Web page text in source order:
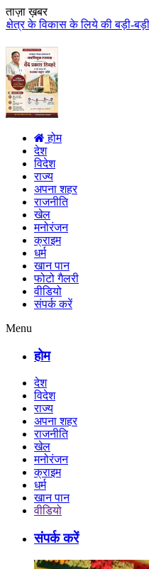
ताज़ा ख़बर
बड़ी सौगातों की घोषणा
होम
देश
विदेश
राज्य
अपना शहर
राजनीति
खेल
मनोरंजन
क्राइम
धर्म
खान पान
फोटो गैलरी
वीडियो
संपर्क करें
Menu
होम
देश
विदेश
राज्य
अपना शहर
राजनीति
खेल
मनोरंजन
क्राइम
धर्म
खान पान
वीडियो
संपर्क करें